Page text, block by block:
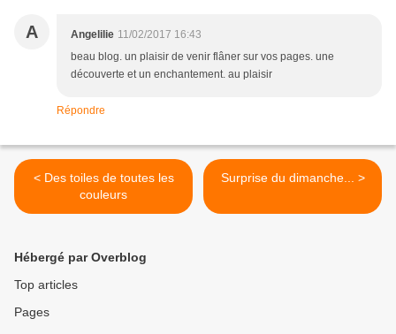
A Angelilie 11/02/2017 16:43
beau blog. un plaisir de venir flâner sur vos pages. une
découverte et un enchantement. au plaisir
Répondre
< Des toiles de toutes les
couleurs
Surprise du dimanche... >
Hébergé par Overblog
Top articles
Pages